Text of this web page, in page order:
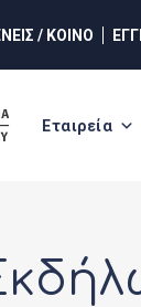
/ ΚΟΙΝΟ
Εταιρεία